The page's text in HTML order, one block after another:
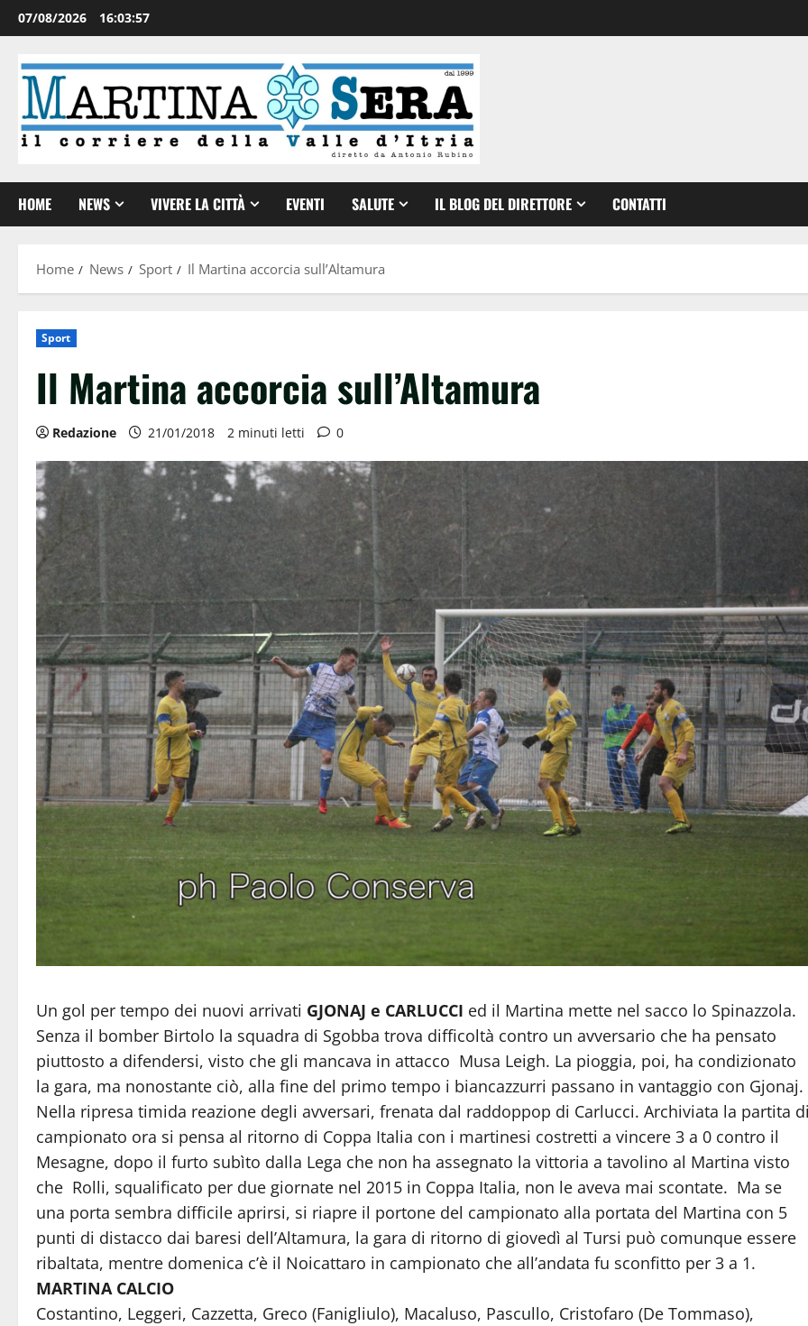
07/08/2026 16:03:58
HOME NEWS VIVERE LA CITTÀ EVENTI SALUTE IL BLOG DEL DIRETTORE CONTATTI
Home News Sport Il Martina accorcia sull’Altamura
Sport
Il Martina accorcia sull’Altamura
Redazione 21/01/2018 2 minuti letti 0
Un gol per tempo dei nuovi arrivati GJONAJ e CARLUCCI ed il Martina mette nel sacco lo Spinazzola.
Senza il bomber Birtolo la squadra di Sgobba trova difficoltà contro un avversario che ha pensato
piuttosto a difendersi, visto che gli mancava in attacco Musa Leigh. La pioggia, poi, ha condizionato
la gara, ma nonostante ciò, alla fine del primo tempo i biancazzurri passano in vantaggio con Gjonaj.
Nella ripresa timida reazione degli avversari, frenata dal raddoppop di Carlucci. Archiviata la partita
campionato ora si pensa al ritorno di Coppa Italia con i martinesi costretti a vincere 3 a 0 contro il
Mesagne, dopo il furto subìto dalla Lega che non ha assegnato la vittoria a tavolino al Martina visto
che Rolli, squalificato per due giornate nel 2015 in Coppa Italia, non le aveva mai scontate. Ma se
una porta sembra difficile aprirsi, si riapre il portone del campionato alla portata del Martina con 5
punti di distacco dai baresi dell’Altamura, la gara di ritorno di giovedì al Tursi può comunque essere
ribaltata, mentre domenica c’è il Noicattaro in campionato che all’andata fu sconfitto per 3 a 1.
MARTINA CALCIO
Costantino, Leggeri, Cazzetta, Greco (Fanigliulo), Macaluso, Pascullo, Cristofaro (De Tommaso),